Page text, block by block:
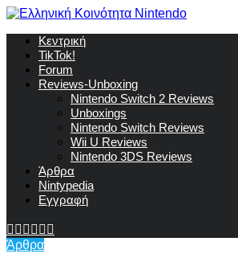
Κεντρική
TikTok!
Forum
Reviews-Unboxing
Nintendo Switch 2 Reviews
Unboxings
Nintendo Switch Reviews
Wii U Reviews
Nintendo 3DS Reviews
Άρθρα
Nintypedia
Εγγραφή
Άρθρα